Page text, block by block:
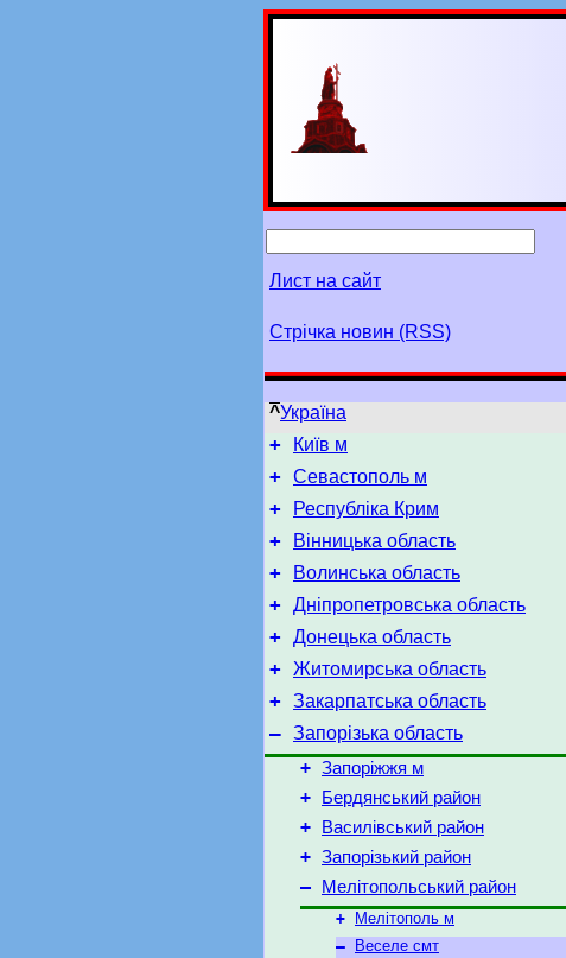
Лист на сайт
Стрічка новин (RSS)
^Україна
+ Київ м
+ Севастополь м
+ Республіка Крим
+ Вінницька область
+ Волинська область
+ Дніпропетровська область
+ Донецька область
+ Житомирська область
+ Закарпатська область
– Запорізька область
+ Запоріжжя м
+ Бердянський район
+ Василівський район
+ Запорізький район
– Мелітопольський район
+
Мелітополь м
–
Веселе смт